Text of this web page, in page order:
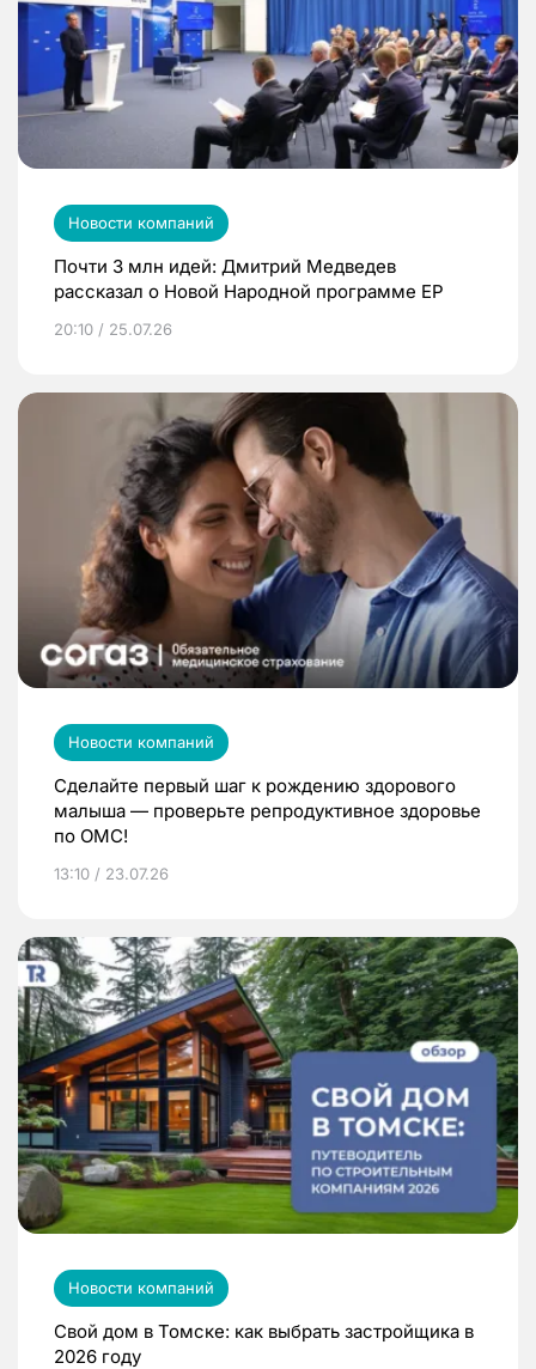
Новости компаний
Почти 3 млн идей: Дмитрий Медведев
рассказал о Новой Народной программе ЕР
20:10 / 25.07.26
Новости компаний
Сделайте первый шаг к рождению здорового
малыша — проверьте репродуктивное здоровье
по ОМС!
13:10 / 23.07.26
Новости компаний
Свой дом в Томске: как выбрать застройщика в
2026 году